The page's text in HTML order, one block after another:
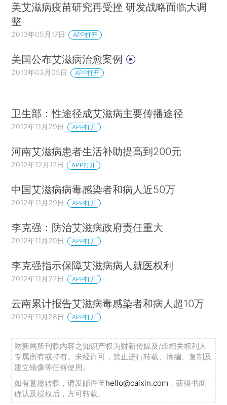
美艾滋病疫苗研究再受挫 研发战略面临大调
整
2013年05月17日 APP打开
美国公布艾滋病治愈案例
2013年03月05日 APP打开
卫生部：性途径成艾滋病主要传播途径
2012年11月29日 APP打开
河南艾滋病患者生活补助提高到200元
2012年12月17日 APP打开
中国艾滋病病毒感染者和病人近50万
2012年11月29日 APP打开
李克强：防治艾滋病政府责任重大
2012年11月29日 APP打开
李克强指示保障艾滋病病人就医权利
2012年11月22日 APP打开
云南累计报告艾滋病毒感染者和病人超10万
2012年11月28日 APP打开
财新网所刊载内容之知识产权为财新传媒及/或相关权利人
专属所有或持有。未经许可，禁止进行转载、摘编、复制及
建立镜像等任何使用。
如有意愿转载，请发邮件至hello@caixin.com ，获得书面
确认及授权后，方可转载。